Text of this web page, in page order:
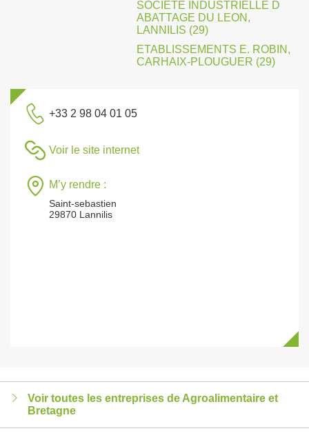
SOCIETE INDUSTRIELLE D
ABATTAGE DU LEON,
LANNILIS (29)
ETABLISSEMENTS E. ROBIN,
CARHAIX-PLOUGUER (29)
+33 2 98 04 01 05
Voir le site internet
M’y rendre :
Saint-sebastien
29870 Lannilis
Voir toutes les entreprises de Agroalimentaire et
Bretagne